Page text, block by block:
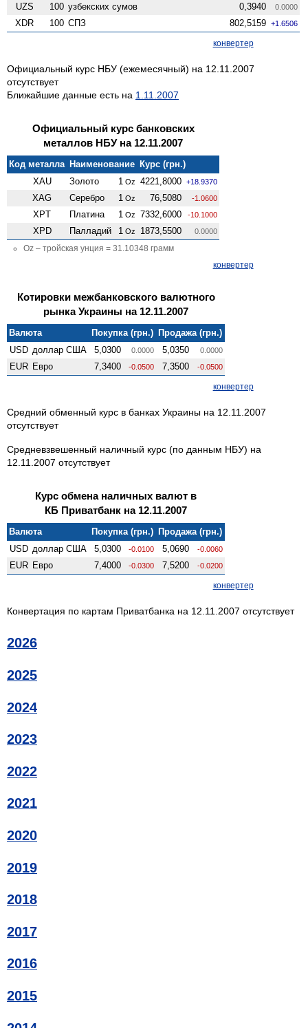
UZS 100 узбекских сумов 0,3940 0.0000
XDR 100 СПЗ 802,5159 +1.6506
конвертер
Официальный курс НБУ (ежемесячный) на 12.11.2007
отсутствует
Ближайшие данные есть на 1.11.2007
Официальный курс банковских
металлов НБУ на 12.11.2007
Код металла Наименование Курс (грн.)
XAU
Золото 1 Oz 4221,8000 +18.9370
XAG Серебро 1 Oz 76,5080 -1.0600
XPT Платина 1 Oz 7332,6000 -10.1000
XPD Палладий 1 Oz 1873,5500 0.0000
Oz – тройская унция = 31.10348 грамм
конвертер
Котировки межбанковского валютного
рынка Украины на 12.11.2007
Валюта Покупка (грн.) Продажа (грн.)
USD доллар США 5,0300 0.0000 5,0350 0.0000
EUR Евро 7,3400 -0.0500 7,3500 -0.0500
конвертер
Средний обменный курс в банках Украины на 12.11.2007
отсутствует
Средневзвешенный наличный курс (по данным НБУ) на
12.11.2007 отсутствует
Курс обмена наличных валют в
КБ Приватбанк на 12.11.2007
Валюта Покупка (грн.) Продажа (грн.)
USD доллар США 5,0300 -0.0100 5,0690 -0.0060
EUR Евро 7,4000 -0.0300 7,5200 -0.0200
конвертер
Конвертация по картам Приватбанка на 12.11.2007 отсутствует
2026
2025
2024
2023
2022
2021
2020
2019
2018
2017
2016
2015